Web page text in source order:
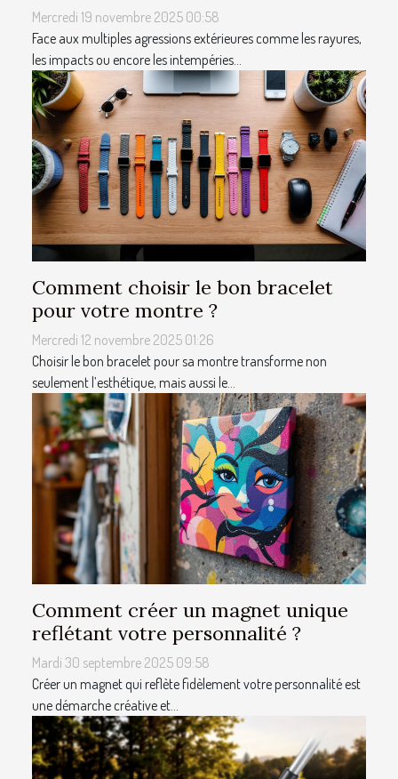
Mercredi 19 novembre 2025 00:58
Face aux multiples agressions extérieures comme les rayures,
les impacts ou encore les intempéries...
Comment choisir le bon bracelet
pour votre montre ?
Mercredi 12 novembre 2025 01:26
Choisir le bon bracelet pour sa montre transforme non
seulement l’esthétique, mais aussi le...
Comment créer un magnet unique
reflétant votre personnalité ?
Mardi 30 septembre 2025 09:58
Créer un magnet qui reflète fidèlement votre personnalité est
une démarche créative et...